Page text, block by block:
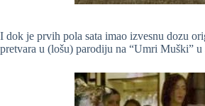
I dok je prvih pola sata imao izvesnu dozu
pretvara u (lošu) parodiju na “Umri Muški” u